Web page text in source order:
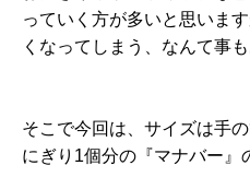
っていく方が多いと思いま
くなってしまう、なんて事
そこで今回は、サイズは手
にぎり1個分の『マナバー』